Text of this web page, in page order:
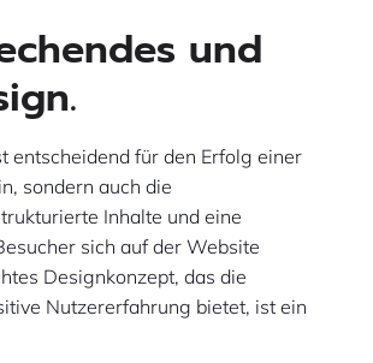
und
entscheidend für den Erfolg einer
sondern auch die
Inhalte und eine
sich auf der Website
Designkonzept, das die
Nutzererfahrung bietet, ist ein